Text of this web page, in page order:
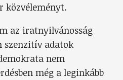
közvéleményt.
az iratnyilvánosság
szenzitív adatok
nem
még a leginkább